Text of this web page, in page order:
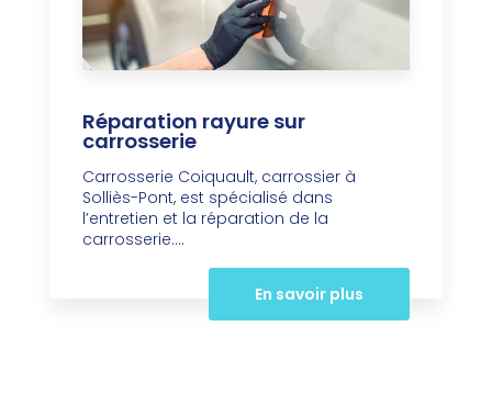
Réparation rayure sur
carrosserie
Carrosserie Coiquault, carrossier à
Solliès-Pont, est spécialisé dans
l’entretien et la réparation de la
carrosserie....
En savoir plus